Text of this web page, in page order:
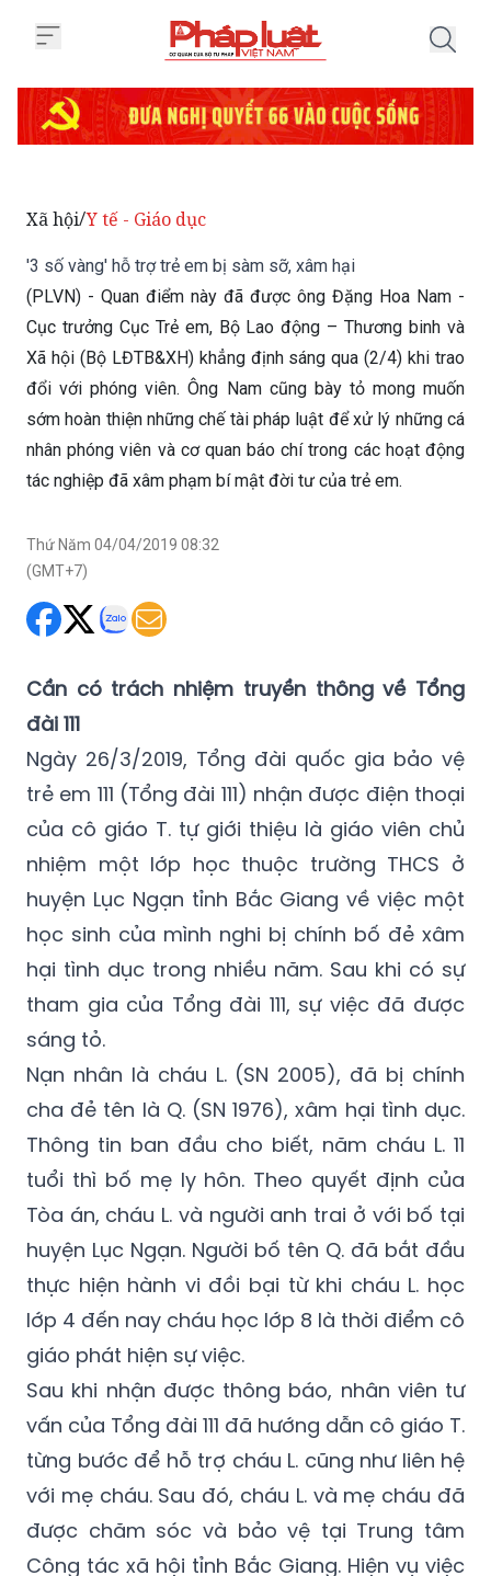
'3 số vàng' hỗ trợ trẻ em bị sàm sỡ, xâm hại
Cục trưởng Cục Trẻ em, Bộ Lao động – Thương binh và
Xã hội (Bộ LĐTB&XH) khẳng định sáng qua (2/4) khi trao
đổi với phóng viên. Ông Nam cũng bày tỏ mong muốn
sớm hoàn thiện những chế tài pháp luật để xử lý những cá
nhân phóng viên và cơ quan báo chí trong các hoạt động
tác nghiệp đã xâm phạm bí mật đời tư của trẻ em.
Thứ Năm 04/04/2019 08:32
Cần có trách nhiệm truyền thông về Tổng
Ngày 26/3/2019, Tổng đài quốc gia bảo vệ
trẻ em 111 (Tổng đài 111) nhận được điện thoại
của cô giáo T. tự giới thiệu là giáo viên chủ
nhiệm một lớp học thuộc trường THCS ở
huyện Lục Ngạn tỉnh Bắc Giang về việc một
học sinh của mình nghi bị chính bố đẻ xâm
hại tình dục trong nhiều năm. Sau khi có sự
tham gia của Tổng đài 111, sự việc đã được
sáng tỏ.
Nạn nhân là cháu L. (SN 2005), đã bị chính
cha đẻ tên là Q. (SN 1976), xâm hại tình dục.
Thông tin ban đầu cho biết, năm cháu L. 11
tuổi thì bố mẹ ly hôn. Theo quyết định của
Tòa án, cháu L. và người anh trai ở với bố tại
huyện Lục Ngạn. Người bố tên Q. đã bắt đầu
thực hiện hành vi đồi bại từ khi cháu L. học
lớp 4 đến nay cháu học lớp 8 là thời điểm cô
giáo phát hiện sự việc.
Sau khi nhận được thông báo, nhân viên tư
vấn của Tổng đài 111 đã hướng dẫn cô giáo T.
từng bước để hỗ trợ cháu L. cũng như liên hệ
với mẹ cháu. Sau đó, cháu L. và mẹ cháu đã
được chăm sóc và bảo vệ tại Trung tâm
Công tác xã hội tỉnh Bắc Giang. Hiện vụ việc
đang tiếp tục được làm rõ dưới sự quan